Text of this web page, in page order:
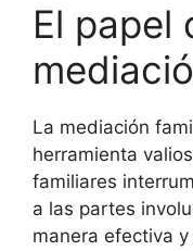
El papel
La mediación
herramienta
familiares
a las partes
manera efectiva